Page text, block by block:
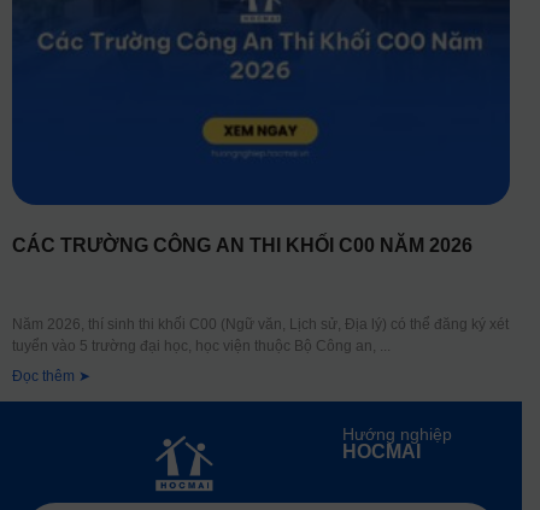
CÁC TRƯỜNG CÔNG AN THI KHỐI C00 NĂM 2026
Năm 2026, thí sinh thi khối C00 (Ngữ văn, Lịch sử, Địa lý) có thể đăng ký xét
tuyển vào 5 trường đại học, học viện thuộc Bộ Công an,
Đọc thêm ➤
Hướng nghiệp
HOCMAI